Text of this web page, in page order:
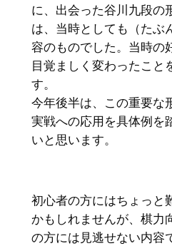
に、出会った谷川九段の
は、当時としても（たぶ
容のものでした。当時の
目覚ましく変わったこと
す。
今年後半は、この重要な
実戦への応用を具体例を
いと思います。
初心者の方にはちょっと
かもしれませんが、棋力
の方には見逃せない内容